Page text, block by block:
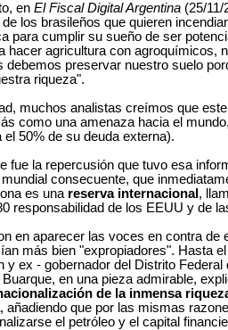
en El Fiscal Digital Argentina (25/
los brasileños que quieren
para cumplir su sueño de ser
hacer agricultura con agroquímicos,
debemos preservar nuestro suelo
riqueza".
muchos analistas creímos que
como una amenaza hacia el
el 50% de su deuda externa).
fue la repercusión que tuvo esa
consecuente, que
es una reserva internacional ,
responsabilidad de los EEUU y de
en aparecer las voces en contra de
más bien "expropiadores". Hasta
y ex - gobernador del Distrito
en una pieza admirable,
de la inmensa
, añadiendo que por las mismas
el petróleo y el capital